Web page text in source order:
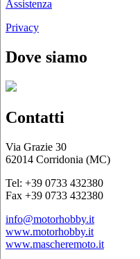
Assistenza
Privacy
Dove siamo
Contatti
Via Grazie 30
62014 Corridonia (MC)
Tel: +39 0733 432380
Fax +39 0733 432380
info@motorhobby.it
www.motorhobby.it
www.mascheremoto.it